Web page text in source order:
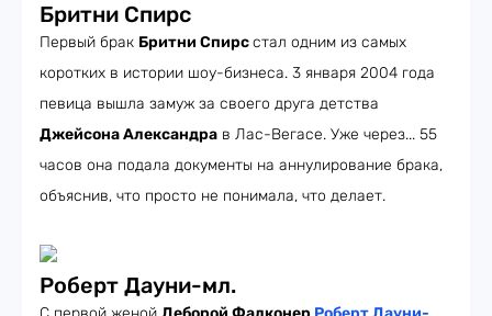
Бритни Спирс
Первый брак Бритни Спирсстал одним из самых
коротких в истории шоу-бизнеса. 3 января 2004 года
певица вышла замуж за своего друга детства
Джейсона Александра в Лас-Вегасе. Уже через... 55
часов она подала документы на аннулирование брака,
объяснив, что просто не понимала, что делает.
Роберт Дауни-мл.